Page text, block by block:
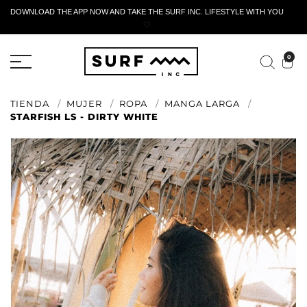
DOWNLOAD THE APP NOW AND TAKE THE SURF INC. LIFESTYLE WITH YOU
🤍
0
TIENDA MUJER ROPA
MANGA LARGA
STARFISH LS - DIRTY WHITE
FORMULARIO DE RETORNO ACTIVO